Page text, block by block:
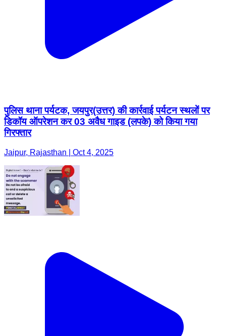
पुलिस थाना पर्यटक, जयपुर(उत्तर) की कार्रवाई पर्यटन स्थलों पर
डिकॉय ऑपरेशन कर 03 अवैध गाइड (लपके) को किया गया
गिरफ्तार
Jaipur, Rajasthan | Oct 4, 2025